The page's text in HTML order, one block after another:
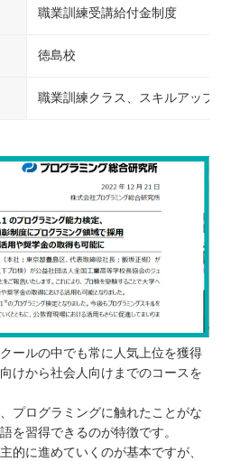
職業訓練受講給付金制度
徳島校
職業訓練クラス、スキルアップク
ールの中でも常に人気上位を獲得
けから社会人向けまでのコースを
プログラミングに触れたことがな
を習得できるのが特徴です。
的に進めていくのが基本ですが、